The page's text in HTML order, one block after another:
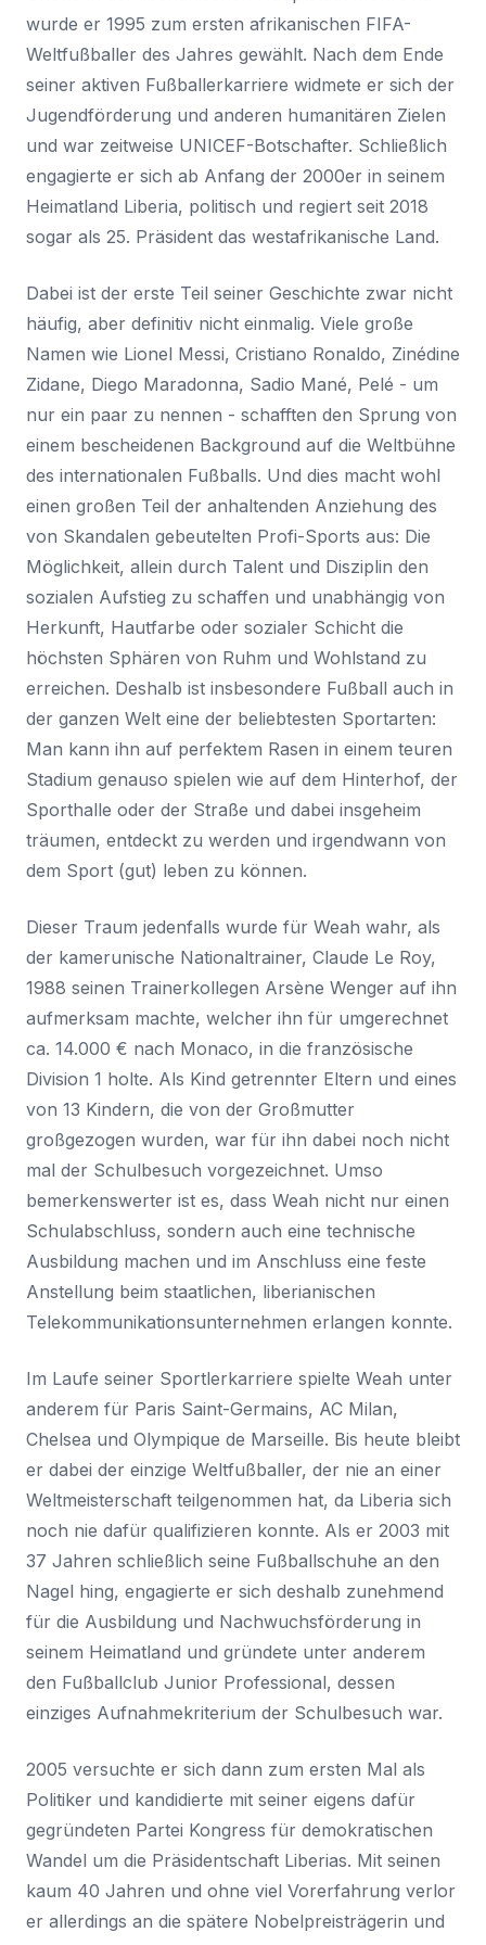
wurde er 1995 zum ersten afrikanischen FIFA-
Weltfußballer des Jahres gewählt. Nach dem Ende
seiner aktiven Fußballerkarriere widmete er sich der
Jugendförderung und anderen humanitären Zielen
und war zeitweise UNICEF-Botschafter. Schließlich
engagierte er sich ab Anfang der 2000er in seinem
Heimatland Liberia, politisch und regiert seit 2018
sogar als 25. Präsident das westafrikanische Land.
Dabei ist der erste Teil seiner Geschichte zwar nicht
häufig, aber definitiv nicht einmalig. Viele große
Namen wie Lionel Messi, Cristiano Ronaldo, Zinédine
Zidane, Diego Maradonna, Sadio Mané, Pelé - um
nur ein paar zu nennen - schafften den Sprung von
einem bescheidenen Background auf die Weltbühne
des internationalen Fußballs. Und dies macht wohl
einen großen Teil der anhaltenden Anziehung des
von Skandalen gebeutelten Profi-Sports aus: Die
Möglichkeit, allein durch Talent und Disziplin den
sozialen Aufstieg zu schaffen und unabhängig von
Herkunft, Hautfarbe oder sozialer Schicht die
höchsten Sphären von Ruhm und Wohlstand zu
erreichen. Deshalb ist insbesondere Fußball auch in
der ganzen Welt eine der beliebtesten Sportarten:
Man kann ihn auf perfektem Rasen in einem teuren
Stadium genauso spielen wie auf dem Hinterhof, der
Sporthalle oder der Straße und dabei insgeheim
träumen, entdeckt zu werden und irgendwann von
dem Sport (gut) leben zu können.
Dieser Traum jedenfalls wurde für Weah wahr, als
der kamerunische Nationaltrainer, Claude Le Roy,
1988 seinen Trainerkollegen Arsène Wenger auf ihn
aufmerksam machte, welcher ihn für umgerechnet
ca. 14.000 € nach Monaco, in die französische
Division 1 holte. Als Kind getrennter Eltern und eines
von 13 Kindern, die von der Großmutter
großgezogen wurden, war für ihn dabei noch nicht
mal der Schulbesuch vorgezeichnet. Umso
bemerkenswerter ist es, dass Weah nicht nur einen
Schulabschluss, sondern auch eine technische
Ausbildung machen und im Anschluss eine feste
Anstellung beim staatlichen, liberianischen
Telekommunikationsunternehmen erlangen konnte.
Im Laufe seiner Sportlerkarriere spielte Weah unter
anderem für Paris Saint-Germains, AC Milan,
Chelsea und Olympique de Marseille. Bis heute bleibt
er dabei der einzige Weltfußballer, der nie an einer
Weltmeisterschaft teilgenommen hat, da Liberia sich
noch nie dafür qualifizieren konnte. Als er 2003 mit
37 Jahren schließlich seine Fußballschuhe an den
Nagel hing, engagierte er sich deshalb zunehmend
für die Ausbildung und Nachwuchsförderung in
seinem Heimatland und gründete unter anderem
den Fußballclub Junior Professional, dessen
einziges Aufnahmekriterium der Schulbesuch war.
2005 versuchte er sich dann zum ersten Mal als
Politiker und kandidierte mit seiner eigens dafür
gegründeten Partei Kongress für demokratischen
Wandel um die Präsidentschaft Liberias. Mit seinen
kaum 40 Jahren und ohne viel Vorerfahrung verlor
er allerdings an die spätere Nobelpreisträgerin und